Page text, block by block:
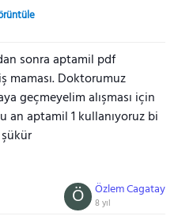
sonra aptamil pdf
maması. Doktorumuz
geçmeyelim alışması için
an aptamil 1 kullanıyoruz bi
Özlem Cagatay
8 yıl
Ö